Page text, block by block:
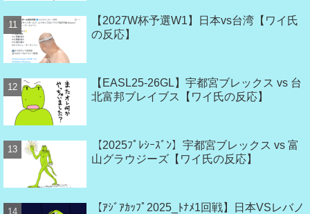
【2027W杯予選W1】日本vs台湾【ワイ氏
の反応】
【EASL25-26GL】宇都宮ブレックス vs 台
北富邦ブレイブス【ワイ氏の反応】
【2025ﾌﾟﾚｼｰｽﾞﾝ】宇都宮ブレックス vs 富
山グラウジーズ【ワイ氏の反応】
【ｱｼﾞｱｶｯﾌﾟ2025_ﾄﾅﾒ1回戦】日本VSレバノ